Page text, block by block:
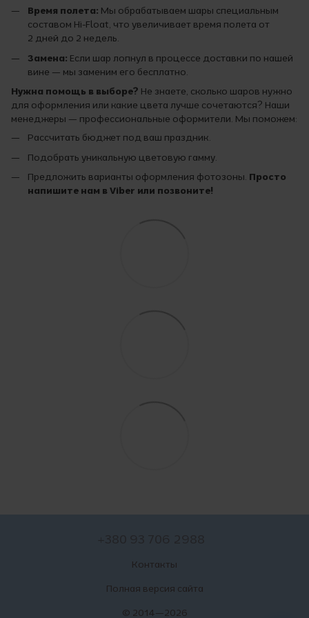
Время полета: Мы обрабатываем шары специальным
составом Hi-Float, что увеличивает время полета от
2 дней до 2 недель.
Замена: Если шар лопнул в процессе доставки по нашей
вине — мы заменим его бесплатно.
Нужна помощь в выборе? Не знаете, сколько шаров нужно
для оформления или какие цвета лучше сочетаются? Наши
менеджеры — профессиональные оформители. Мы поможем:
Рассчитать бюджет под ваш праздник.
Подобрать уникальную цветовую гамму.
Предложить варианты оформления фотозоны. Просто
напишите нам в Viber или позвоните!
Контакты
Полная версия сайта
© 2014—2026